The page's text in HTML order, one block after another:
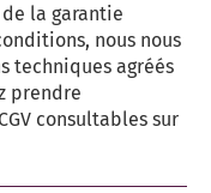
la garantie
nous nous
techniques agréés
prendre
consultables sur